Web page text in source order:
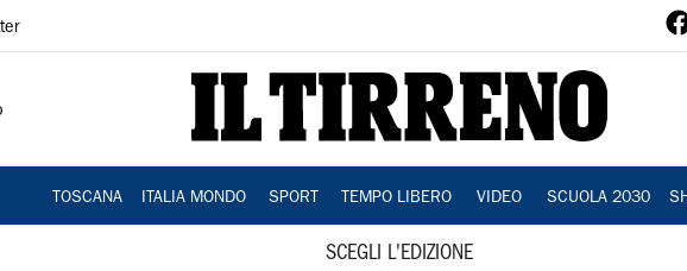
TOSCANA ITALIA MONDO SPORT TEMPO LIBERO VIDEO SCUOLA 2030
SCEGLI L'EDIZIONE